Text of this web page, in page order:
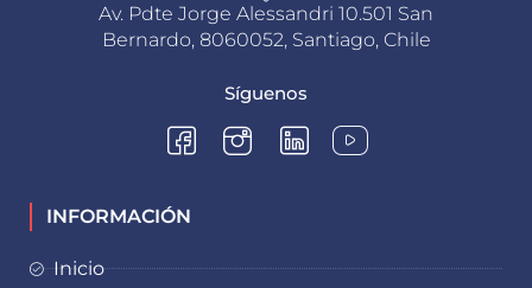
Av. Pdte Jorge Alessandri 10.501 San
Bernardo, 8060052, Santiago, Chile
Síguenos
INFORMACIÓN
Inicio